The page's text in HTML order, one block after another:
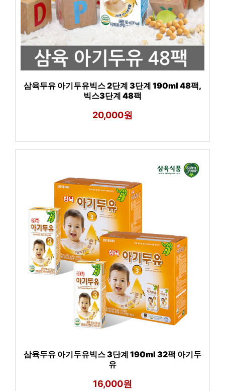
삼육두유 아기두유빅스 2단계 3단계 190ml 48팩,
빅스3단계 48팩
20,000원
삼육두유 아기두유빅스 3단계 190ml 32팩 아기두
유
16,000원